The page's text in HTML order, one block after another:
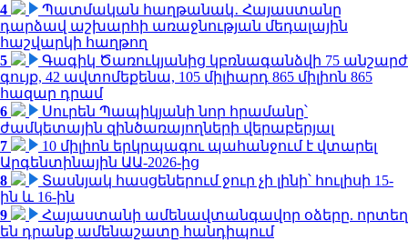
4
Պատմական հաղթանակ․ Հայաստանը
դարձավ աշխարհի առաջնության մեդալային
հաշվարկի հաղթող
5
Գագիկ Ծառուկյանից կբռնագանձվի 75 անշարժ
գույք, 42 ավտոմեքենա, 105 միլիարդ 865 միլիոն 865
հազար դրամ
6
Սուրեն Պապիկյանի նոր հրամանը՝
ժամկետային զինծառայողների վերաբերյալ
7
10 միլիոն երկրպագու պահանջում է վտարել
Արգենտինային ԱԱ-2026-ից
8
Տասնյակ հասցեներում ջուր չի լինի՝ հուլիսի 15-
ին և 16-ին
9
Հայաստանի ամենավտանգավոր օձերը. որտեղ
են դրանք ամենաշատը հանդիպում